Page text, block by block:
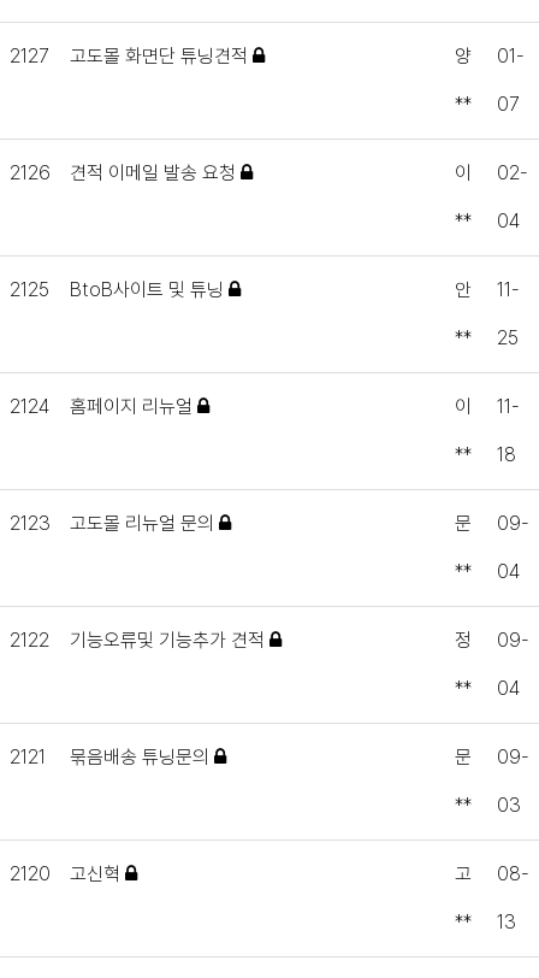
2127 고도몰 화면단 튜닝견적 양
**
01-
07
2126 견적 이메일 발송 요청 이
**
02-
04
2125 BtoB사이트 및 튜닝 안
**
11-
25
2124 홈페이지 리뉴얼 이
**
11-
18
2123 고도몰 리뉴얼 문의 문
**
09-
04
2122 기능오류및 기능추가 견적 정
**
09-
04
2121 묶음배송 튜닝문의 문
**
09-
03
2120 고신혁 고
**
08-
13